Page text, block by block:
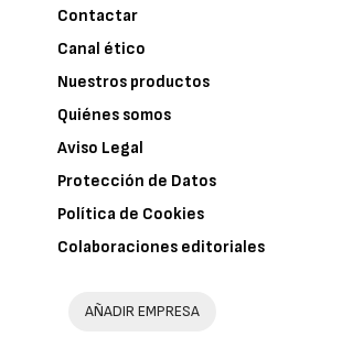
Contactar
Canal ético
Nuestros productos
Quiénes somos
Aviso Legal
Protección de Datos
Política de Cookies
Colaboraciones editoriales
AÑADIR EMPRESA